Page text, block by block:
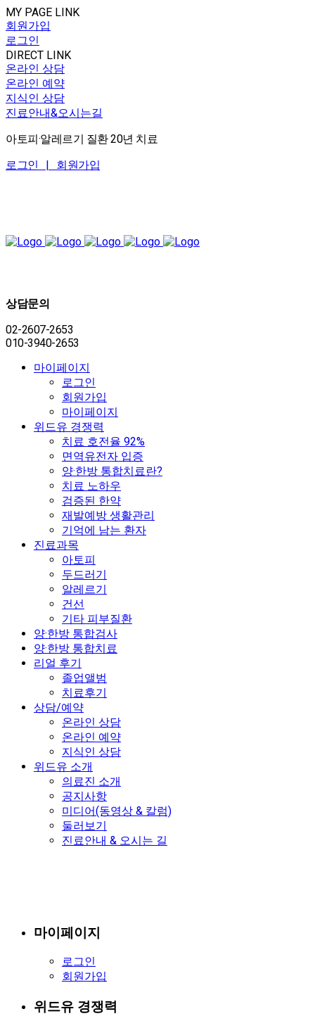
MY PAGE LINK
회원가입
로그인
DIRECT LINK
온라인 상담
온라인 예약
지식인 상담
진료안내&오시는길
아토피·알레르기 질환 20년 치료
로그인 | 회원가입
상담문의
02-2607-2653
010-3940-2653
마이페이지
로그인
회원가입
마이페이지
위드유 경쟁력
치료 호전율 92%
면역유전자 입증
양·한방 통합치료란?
치료 노하우
검증된 한약
재발예방 생활관리
기억에 남는 환자
진료과목
아토피
두드러기
알레르기
건선
기타 피부질환
양·한방 통합검사
양·한방 통합치료
리얼 후기
졸업앨범
치료후기
상담/예약
온라인 상담
온라인 예약
지식인 상담
위드유 소개
의료진 소개
공지사항
미디어(동영상 & 칼럼)
둘러보기
진료안내 & 오시는 길
마이페이지
로그인
회원가입
위드유 경쟁력